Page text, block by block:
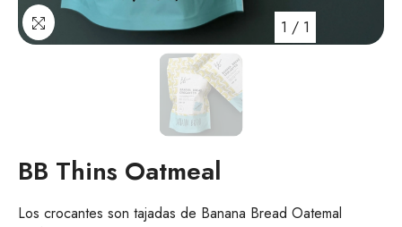
1 / 1
BB Thins Oatmeal
Los crocantes son tajadas de Banana Bread Oatemal